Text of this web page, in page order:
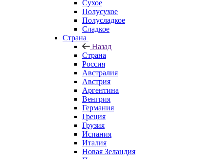
Сухое
Полусухое
Полусладкое
Сладкое
Страна
Назад
Страна
Россия
Австралия
Австрия
Аргентина
Венгрия
Германия
Греция
Грузия
Испания
Италия
Новая Зеландия